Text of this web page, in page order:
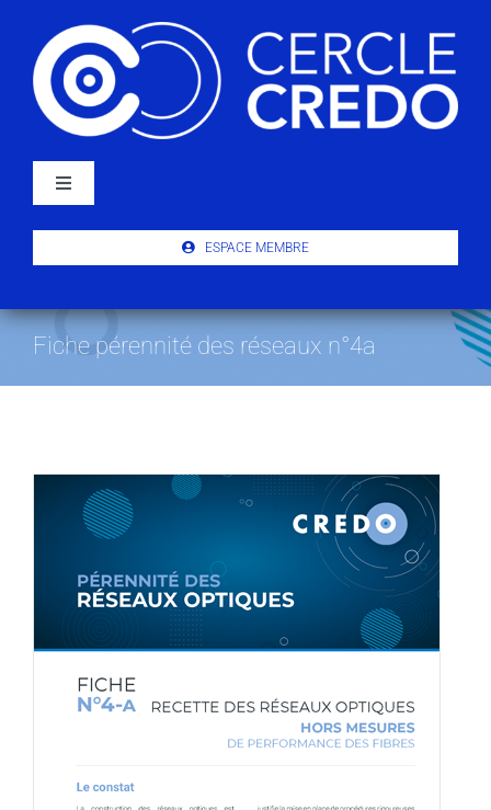
contenu
Navigation
bascule
ACTUALITÉS
PUBLICATIONS
MEMBRES
CONTACT
ESPACE MEMBRE
Fiche pérennité des réseaux n°4a